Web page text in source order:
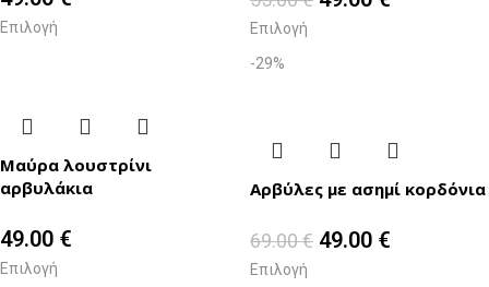
Επιλογή Επιλογή
Μαύρα λουστρίνι
αρβυλάκια
49.00 €
Επιλογή
-29%
Αρβύλες με ασημί κορδόνια
69.00€ 49.00 €
Επιλογή